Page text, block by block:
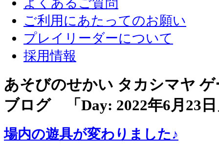
ご利用にあたってのお願い
プレイリーダーについて
採用情報
あそびのせかい タカシマヤ
ブログ 「Day: 2022年6月23日
場内の遊具が変わりました♪